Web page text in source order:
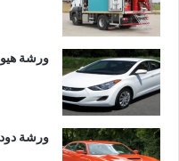
ورشة
ورشة